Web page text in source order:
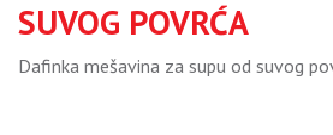
SUVOG POVRĆA
Dafinka mešavina za supu od suvog